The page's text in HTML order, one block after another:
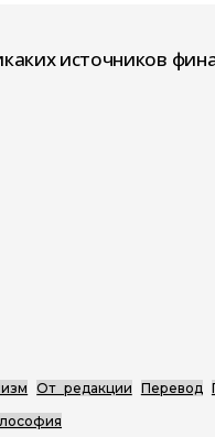
источников
От редакции Перевод